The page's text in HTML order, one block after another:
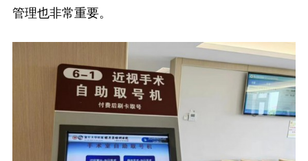
管理也非常重要。